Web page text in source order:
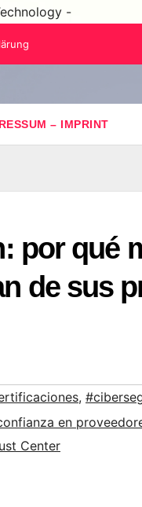
-
– IMPRINT
por qué
de sus
,
en
Center